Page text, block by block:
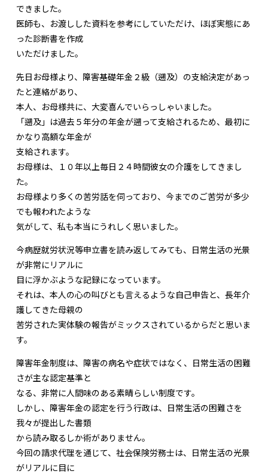
できました。
医師も、お渡しした資料を参考にしていただけ、ほぼ実態にあ
った診断書を作成
いただけました。
先日お母様より、障害基礎年金２級（遡及）の支給決定があっ
たと連絡があり、
本人、お母様共に、大変喜んでいらっしゃいました。
「遡及」は過去５年分の年金が遡って支給されるため、最初に
かなり高額な年金が
支給されます。
お母様は、１０年以上毎日２４時間彼女の介護をしてきまし
た。
お母様より多くの苦労話を伺っており、今までのご苦労が多少
でも報われたような
気がして、私も本当にうれしく思いました。
今病歴就労状況等申立書を読み返してみても、日常生活の光景
が非常にリアルに
目に浮かぶような記録になっています。
それは、本人の心の叫びとも言えるような自己申告と、長年介
護してきた母親の
苦労された実体験の報告がミックスされているからだと思いま
す。
障害年金制度は、障害の病名や症状ではなく、日常生活の困難
さが主な認定基準と
なる、非常に人間味のある素晴らしい制度です。
しかし、障害年金の認定を行う行政は、日常生活の困難さを
我々が提出した書類
から読み取るしか術がありません。
今回の請求代理を通じて、社会保険労務士は、日常生活の光景
がリアルに目に